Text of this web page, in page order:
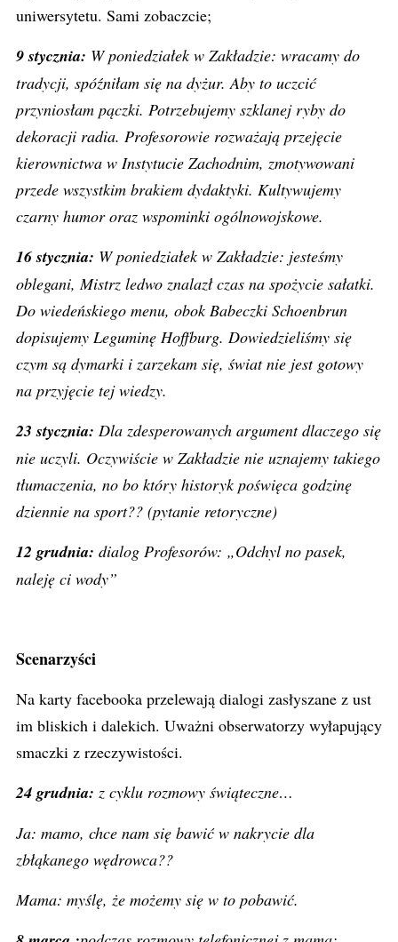
uniwersytetu. Sami zobaczcie;
9 stycznia: W poniedziałek w Zakładzie: wracamy do
tradycji, spóźniłam się na dyżur. Aby to uczcić
przyniosłam pączki. Potrzebujemy szklanej ryby do
dekoracji radia. Profesorowie rozważają przejęcie
kierownictwa w Instytucie Zachodnim, zmotywowani
przede wszystkim brakiem dydaktyki. Kultywujemy
czarny humor oraz wspominki ogólnowojskowe.
16 stycznia: W poniedziałek w Zakładzie: jesteśmy
oblegani, Mistrz ledwo znalazł czas na spożycie sałatki.
Do wiedeńskiego menu, obok Babeczki Schoenbrun
dopisujemy Leguminę Hoffburg. Dowiedzieliśmy się
czym są dymarki i zarzekam się, świat nie jest gotowy
na przyjęcie tej wiedzy.
23 stycznia: Dla zdesperowanych argument dlaczego się
nie uczyli. Oczywiście w Zakładzie nie uznajemy takiego
tłumaczenia, no bo który historyk poświęca godzinę
dziennie na sport?? (pytanie retoryczne)
12 grudnia: dialog Profesorów: „Odchyl no pasek,
naleję ci wody”
Scenarzyści
Na karty facebooka przelewają dialogi zasłyszane z ust
im bliskich i dalekich. Uważni obserwatorzy wyłapujący
smaczki z rzeczywistości.
24 grudnia: z cyklu rozmowy świąteczne…
Ja: mamo, chce nam się bawić w nakrycie dla
zbłąkanego wędrowca??
Mama: myślę, że możemy się w to pobawić.